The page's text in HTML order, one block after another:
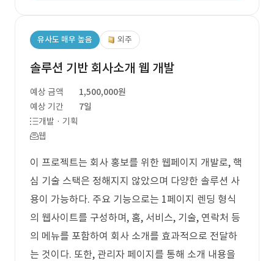
유사도 매우 높음 외주
솔루션 기반 회사소개 웹 개발
예상 금액
1,500,000원
예상 기간
7일
개발 · 기획
웹
이 프로젝트는 회사 홍보를 위한 웹페이지 개발로, 핵
심 기술 스택은 정해지지 않았으며 다양한 솔루션 사
용이 가능하다. 주요 기능으로는 1페이지 렌딩 형식
의 웹사이트를 구성하며, 홈, 서비스, 기술, 연락처 등
의 메뉴를 포함하여 회사 소개를 효과적으로 전달하
는 것이다. 또한, 관리자 페이지를 통해 소개 내용을